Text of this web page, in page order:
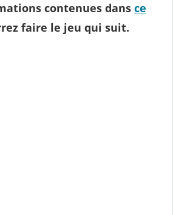
contenues dans ce
faire le jeu qui suit.